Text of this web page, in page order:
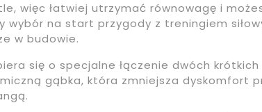
więc łatwiej utrzymać równowagę i
wybór na start przygody z treningiem
w budowie.
się o specjalne łączenie dwóch krótkich
gąbka, która zmniejsza dyskomfort